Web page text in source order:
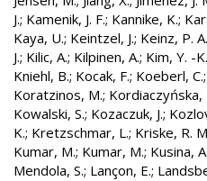
J.; Kamenik, J. F.; Kannike, K.;
Kaya, U.; Keintzel, J.; Keinz, P. A.
J.; Kilic, A.; Kilpinen, A.; Kim, Y. -K.
Kniehl, B.; Kocak, F.; Koeberl, C.;
Koratzinos, M.; Kordiaczyńska,
Kowalski, S.; Kozaczuk, J.;
K.; Kretzschmar, L.; Kriske, R.
Kumar, M.; Kumar, M.; Kusina, A.
Mendola, S.; Lançon, E.;